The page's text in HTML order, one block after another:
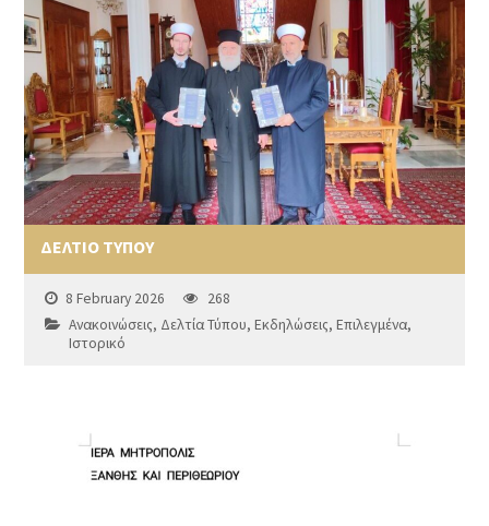
ΔΕΛΤΙΟ ΤΥΠΟΥ
8 February 2026
268
Ανακοινώσεις, Δελτία Τύπου,Εκδηλώσεις,Επιλεγμένα,
Ιστορικό